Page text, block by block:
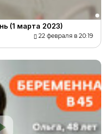
(1 марта 2023)
22 февраля в 20:19